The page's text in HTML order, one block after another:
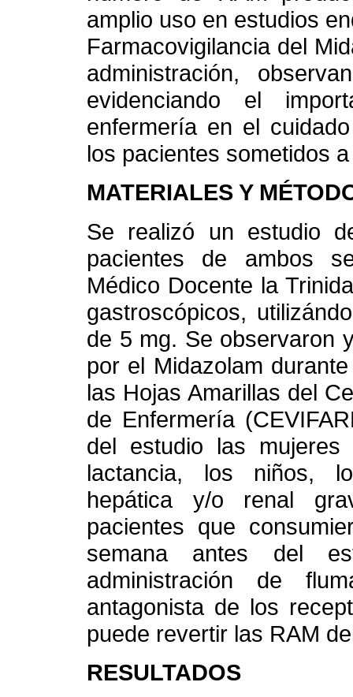
amplio uso en estudios
Farmacovigilancia del
administración,
evidenciando el
enfermería en el
los pacientes sometidos
MATERIALES Y
Se realizó un estudio
pacientes de ambos
Médico Docente la
gastroscópicos,
de 5 mg. Se observaron
por el Midazolam
las Hojas Amarillas del
de Enfermería
del estudio las
lactancia, los niños,
hepática y/o renal
pacientes que
semana antes del
administración de
antagonista de los
puede revertir las RAM
RESULTADOS